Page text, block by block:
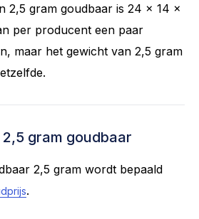
2,5 gram goudbaar is 24 x 14 x
per producent een paar
maar het gewicht van 2,5 gram
gram goudbaar
2,5 gram wordt bepaald
.